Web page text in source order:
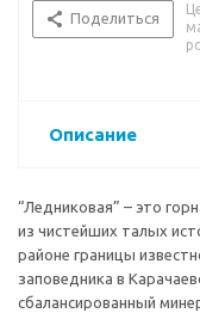
Поделиться
Описание
“Ледниковая” – это
из чистейших талых
районе границы
заповедника в
сбалансированный